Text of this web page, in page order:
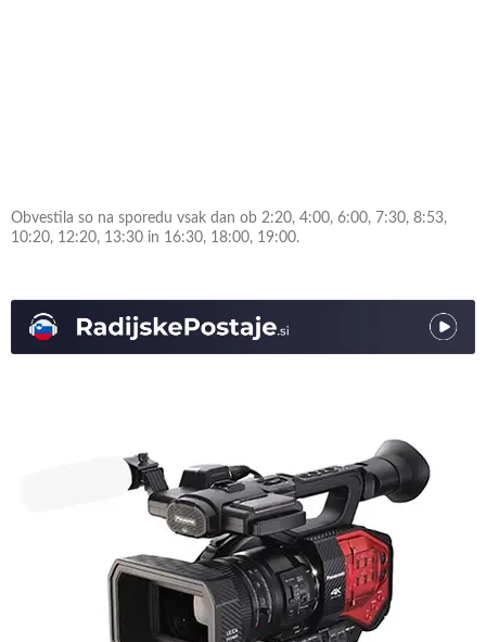
Obvestila so na sporedu vsak dan ob 2:20, 4:00, 6:00, 7:30, 8:53,
10:20, 12:20, 13:30 in 16:30, 18:00, 19:00.